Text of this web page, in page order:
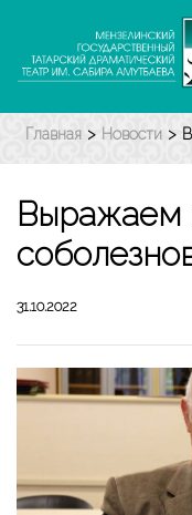
содержимому
Enter)
Главная > Новости >
Выражаем
31.10.2022